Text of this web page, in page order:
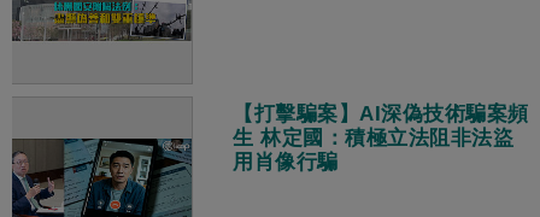
【打擊騙案】AI深偽技術騙案頻
生 林定國：積極立法阻非法盜
用肖像行騙